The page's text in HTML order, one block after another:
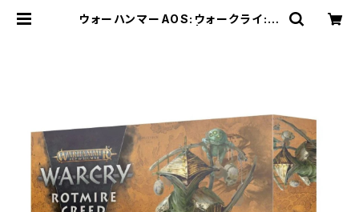
ウォーハンマーAOS:ウォークライ:ロ